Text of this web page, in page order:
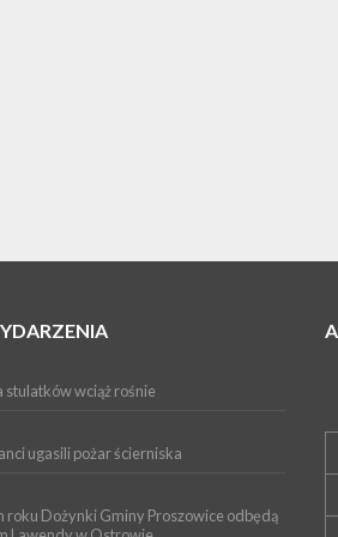
stulatków wciąż rośnie
ugasili pożar ścierniska
roku Dożynki Gminy Proszowice odbędą